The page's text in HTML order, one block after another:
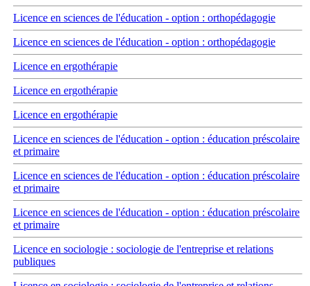
Licence en sciences de l'éducation - option : orthopédagogie
Licence en sciences de l'éducation - option : orthopédagogie
Licence en ergothérapie
Licence en ergothérapie
Licence en ergothérapie
Licence en sciences de l'éducation - option : éducation préscolaire
et primaire
Licence en sciences de l'éducation - option : éducation préscolaire
et primaire
Licence en sciences de l'éducation - option : éducation préscolaire
et primaire
Licence en sociologie : sociologie de l'entreprise et relations
publiques